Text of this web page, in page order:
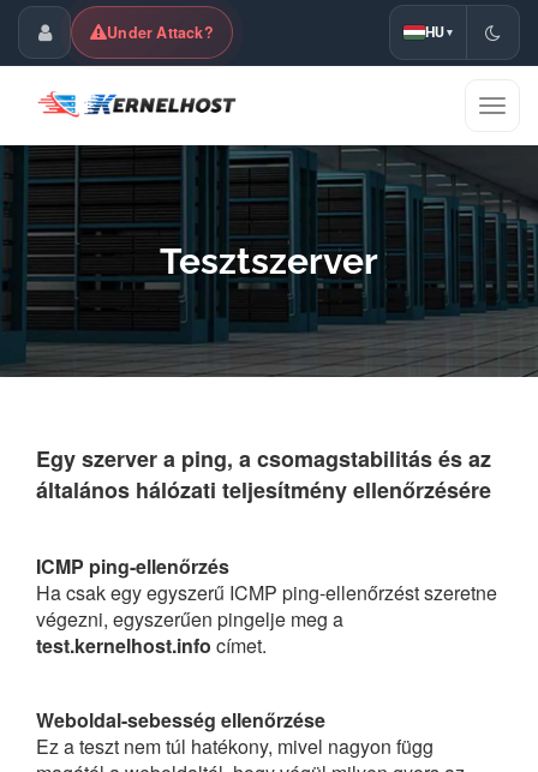
ÜgyfélközpontUnder Attack? HU ▾
Tesztszerver
Egy szerver a ping, a csomagstabilitás és az
általános hálózati teljesítmény ellenőrzésére
ICMP ping-ellenőrzés
Ha csak egy egyszerű ICMP ping-ellenőrzést szeretne
végezni, egyszerűen pingelje meg a
test.kernelhost.info címet.
Weboldal-sebesség ellenőrzése
Ez a teszt nem túl hatékony, mivel nagyon függ